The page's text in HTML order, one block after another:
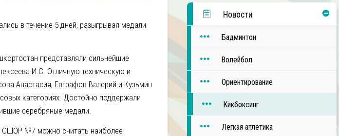
Новости
Бадминтон
Волейбол
Ориентирование
Кикбоксинг
Легкая атлетика
в течение 5 дней, разыгрывая медали
представляли сильнейшие
И.С. Отличную техническую и
Анастасия, Евграфов Валерий и Кузьмин
категориях. Достойно поддержали
серебряные медали.
СШОР №7 можно считать наиболее